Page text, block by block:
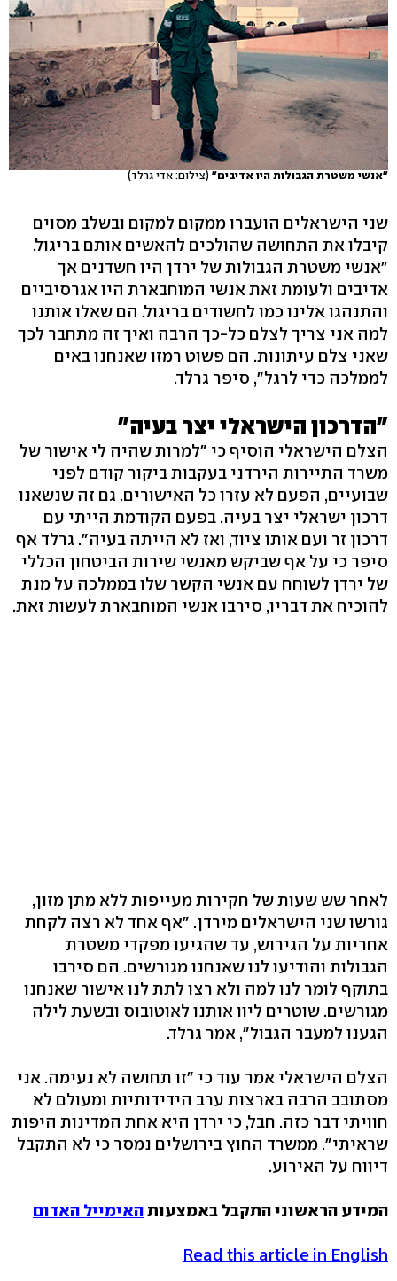
"אנשי משטרת הגבולות היו אדיבים"(צילום: אדי גרלד)
שני הישראלים הועברו ממקום למקום ובשלב מסוים
קיבלו את התחושה שהולכים להאשים אותם בריגול.
"אנשי משטרת הגבולות של ירדן היו חשדנים אך
אדיבים ולעומת זאת אנשי המוחבארת היו אגרסיביים
והתנהגו אלינו כמו לחשודים בריגול. הם שאלו אותנו
למה אני צריך לצלם כל-כך הרבה ואיך זה מתחבר לכך
שאני צלם עיתונות. הם פשוט רמזו שאנחנו באים
לממלכה כדי לרגל", סיפר גרלד.
"הדרכון הישראלי יצר בעיה"
הצלם הישראלי הוסיף כי "למרות שהיה לי אישור של
משרד התיירות הירדני בעקבות ביקור קודם לפני
שבועיים, הפעם לא עזרו כל האישורים. גם זה שנשאנו
דרכון ישראלי יצר בעיה. בפעם הקודמת הייתי עם
דרכון זר ועם אותו ציוד, ואז לא הייתה בעיה". גרלד אף
סיפר כי על אף שביקש מאנשי שירות הביטחון הכללי
של ירדן לשוחח עם אנשי הקשר שלו בממלכה על מנת
להוכיח את דבריו, סירבו אנשי המוחבארת לעשות זאת.
לאחר שש שעות של חקירות מעייפות ללא מתן מזון,
גורשו שני הישראלים מירדן. "אף אחד לא רצה לקחת
אחריות על הגירוש, עד שהגיעו מפקדי משטרת
הגבולות והודיעו לנו שאנחנו מגורשים. הם סירבו
בתוקף לומר לנו למה ולא רצו לתת לנו אישור שאנחנו
מגורשים. שוטרים ליוו אותנו לאוטובוס ובשעת לילה
הגענו למעבר הגבול", אמר גרלד.
הצלם הישראלי אמר עוד כי "זו תחושה לא נעימה. אני
מסתובב הרבה בארצות ערב הידידותיות ומעולם לא
חוויתי דבר כזה. חבל, כי ירדן היא אחת המדינות היפות
שראיתי". ממשרד החוץ בירושלים נמסר כי לא התקבל
דיווח על האירוע.
המידע הראשוני התקבל באמצעותהאימייל האדום
Read this article in English